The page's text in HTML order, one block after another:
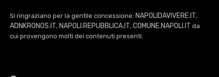
Si ringraziano per la gentile concessione: NAPOLIDAVIVERE.IT,
ADNKRONOS.IT, NAPOLI.REPUBBLICA.IT, COMUNE.NAPOLI.IT da
cui provengono molti dei contenuti presenti.